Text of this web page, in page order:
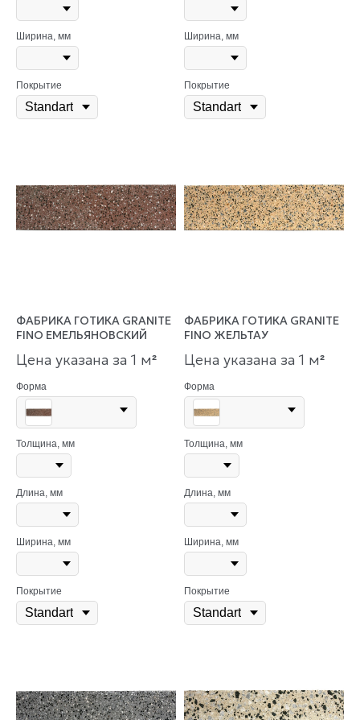
Ширина, мм
Покрытие
Ширина, мм
Покрытие
ФАБРИКА ГОТИКА GRANITE
FINO ЕМЕЛЬЯНОВСКИЙ
Цена указана за 1 м²
Форма
Толщина, мм
Длина, мм
Ширина, мм
Покрытие
ФАБРИКА ГОТИКА GRANITE
FINO ЖЕЛЬТАУ
Цена указана за 1 м²
Форма
Толщина, мм
Длина, мм
Ширина, мм
Покрытие